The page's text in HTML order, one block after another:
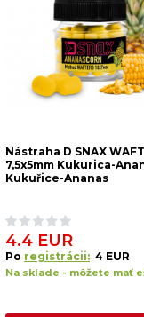
Nástraha D SNAX WAFT
7,5x5mm Kukurica-
Kukuřice-Ananas
4.4 EUR
Po registrácii: 4 EUR
Na sklade - môžete mať